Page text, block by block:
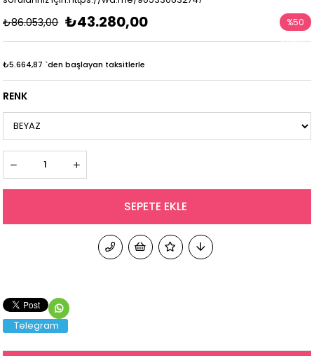
₺86.053,00 ₺43.280,00 %50
İndirim
₺5.664,87 `den başlayan taksitlerle
RENK
Telegram